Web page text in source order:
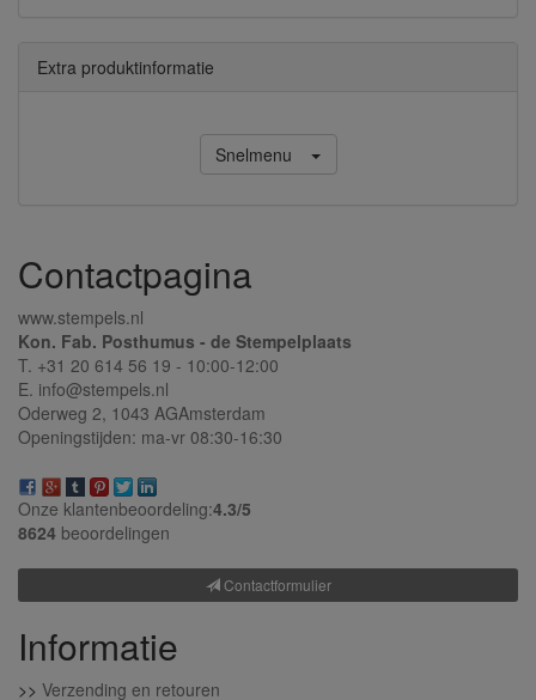
Extra produktinformatie
Snelmenu
Contactpagina
www.stempels.nl
Kon. Fab. Posthumus - de Stempelplaats
T. +31 20 614 56 19 - 10:00-12:00
E. info@stempels.nl
Oderweg 2, 1043 AGAmsterdam
Openingstijden: ma-vr 08:30-16:30
Onze klantenbeoordeling:4.3/5
8624 beoordelingen
Contactformulier
Informatie
>> Verzending en retouren